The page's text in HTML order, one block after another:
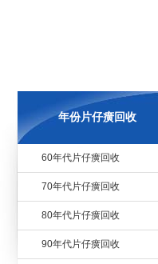
年份片仔癀回收
60年代片仔癀回收
70年代片仔癀回收
80年代片仔癀回收
90年代片仔癀回收